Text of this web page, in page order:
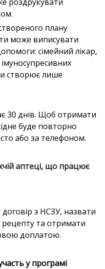
плану
може виписувати
сімейний лікар,
створює лише
30 днів. Щоб отримати
буде повторно
або за телефоном.
аптеці, що працює
з НСЗУ, назвати
та отримати
доплатою.
у програмі